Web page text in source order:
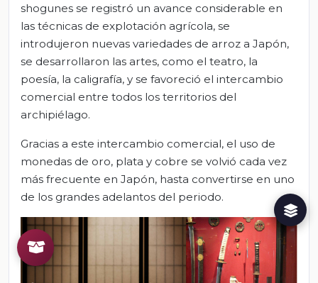
shogunes se registró un avance considerable en
las técnicas de explotación agrícola, se
introdujeron nuevas variedades de arroz a Japón,
se desarrollaron las artes, como el teatro, la
poesía, la caligrafía, y se favoreció el intercambio
comercial entre todos los territorios del
archipiélago.
Gracias a este intercambio comercial, el uso de
monedas de oro, plata y cobre se volvió cada vez
más frecuente en Japón, hasta convertirse en uno
de los grandes adelantos del periodo.